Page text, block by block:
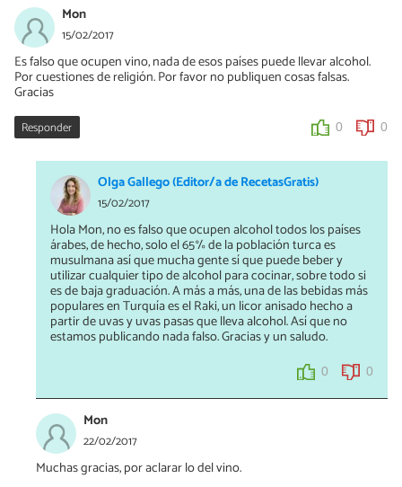
Mon
15/02/2017
Es falso que ocupen vino, nada de esos países puede llevar alcohol.
Por cuestiones de religión. Por favor no publiquen cosas falsas.
Gracias
Responder 0 0
Olga Gallego (Editor/a de RecetasGratis)
15/02/2017
Hola Mon, no es falso que ocupen alcohol todos los países
árabes, de hecho, solo el 65% de la población turca es
musulmana así que mucha gente sí que puede beber y
utilizar cualquier tipo de alcohol para cocinar, sobre todo si
es de baja graduación. A más a más, una de las bebidas más
populares en Turquía es el Raki, un licor anisado hecho a
partir de uvas y uvas pasas que lleva alcohol. Así que no
estamos publicando nada falso. Gracias y un saludo.
0 0
Mon
22/02/2017
Muchas gracias, por aclarar lo del vino.